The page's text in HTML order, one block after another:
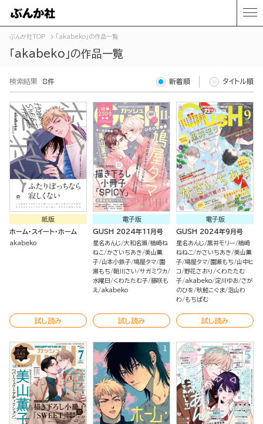
ぶんか社TOP 「akabeko」の作品一覧
「akabeko」の作品一覧
検索結果 8件 新着順 タイトル順
紙版
ホーム・スイート・ホーム
akabeko
試し読み
電子版
GUSH 2024年11月号
星名あんじ 大和名瀬 楢崎ね
ねこ
かさいちあき 美山薫
子 山本小鉄子 鳩屋タマ 園
瀬もち 朝川さい サガミワカ
水曜日
くわたたむ子 藤咲も
え
akabeko
試し読み
電子版
GUSH 2024年9月号
星名あんじ 黒井モリー 楢崎
ねねこ
かさいちあき 美山薫
子 鳩屋タマ 園瀬もち
山中ヒ
コ 野花さおり
くわたたむ
子 akabeko 淀川ゆお さが
のひを 秋鮭こぐま 泡山わ
わ
もちぱむ
試し読み